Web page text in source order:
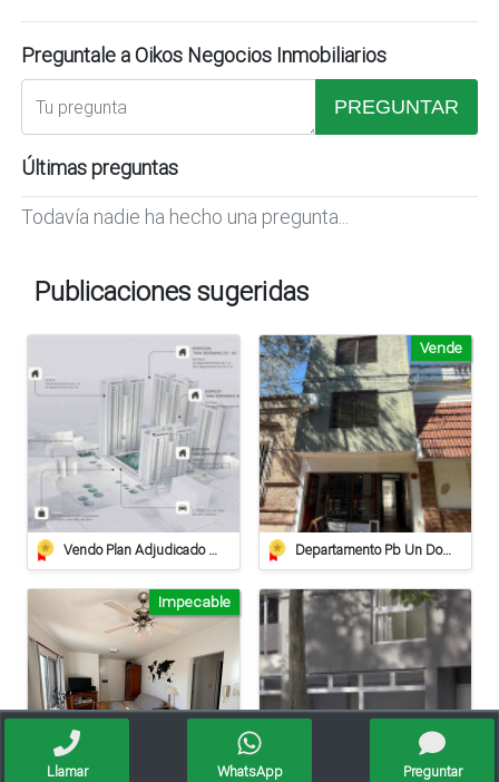
Preguntale a Oikos Negocios Inmobiliarios
PREGUNTAR
Últimas preguntas
Todavía nadie ha hecho una pregunta...
Publicaciones sugeridas
Vendo Plan Adjudicado Pilay Departamento Pb Un Dormitorio - Apto Crédito
Vende
Impecable
Llamar WhatsApp Preguntar